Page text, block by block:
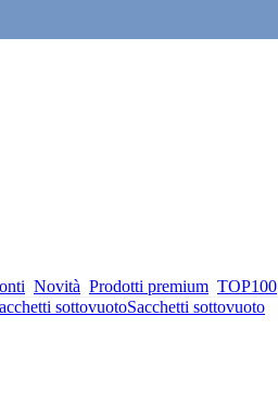
Novità Prodotti premium TOP100
sottovuotoSacchetti sottovuoto